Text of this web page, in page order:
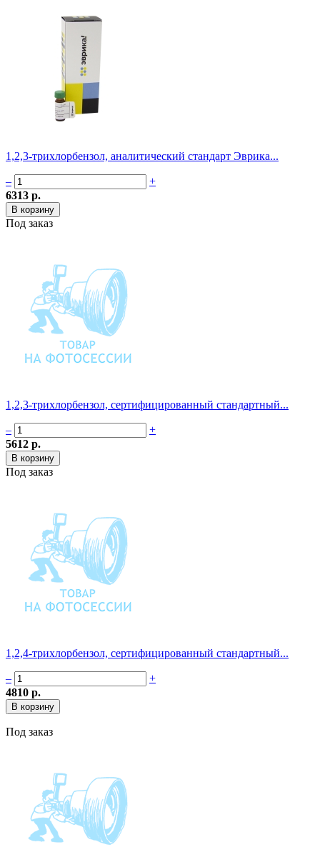
1,2,3-трихлорбензол, аналитический стандарт Эврика...
–
+
6313 р.
Под заказ
1,2,3-трихлорбензол, сертифицированный стандартный...
–
+
5612 р.
Под заказ
1,2,4-трихлорбензол, сертифицированный стандартный...
–
+
4810 р.
Под заказ